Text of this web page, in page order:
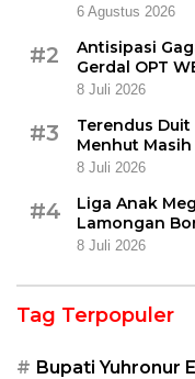
6 Agustus 2026
#2
Antisipasi
Gerdal OPT
8 Juli 2026
#3
Terendus Duit
Menhut
8 Juli 2026
#4
Liga Anak
Lamongan
8 Juli 2026
Tag Terpopuler
Bupati Yuhronur